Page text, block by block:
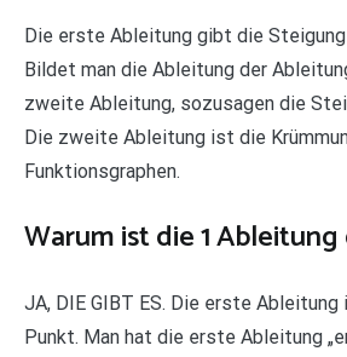
Die erste Ableitung gibt die Steigung
Bildet man die Ableitung der
zweite Ableitung, sozusagen die
Die zweite Ableitung ist die
Funktionsgraphen.
Warum ist die 1
JA, DIE GIBT ES. Die erste
Punkt. Man hat die erste Ableitung